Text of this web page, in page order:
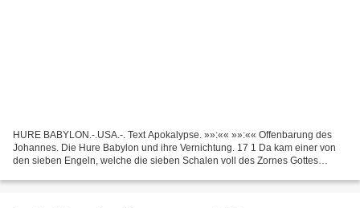
HURE BABYLON.-.USA.-. Text Apokalypse. »»:«« »»:«« Offenbarung des
Johannes. Die Hure Babylon und ihre Vernichtung. 17 1 Da kam einer von
den sieben Engeln, welche die sieben Schalen voll des Zornes Gottes